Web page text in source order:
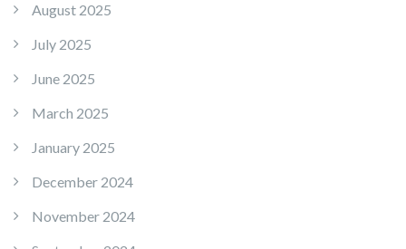
August 2025
July 2025
June 2025
March 2025
January 2025
December 2024
November 2024